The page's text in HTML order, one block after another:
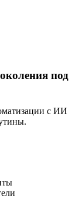
под
с ИИ